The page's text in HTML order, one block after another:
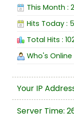
This Month :
Hits Today :
Total Hits :
Who's Online
Your IP
Server Time: